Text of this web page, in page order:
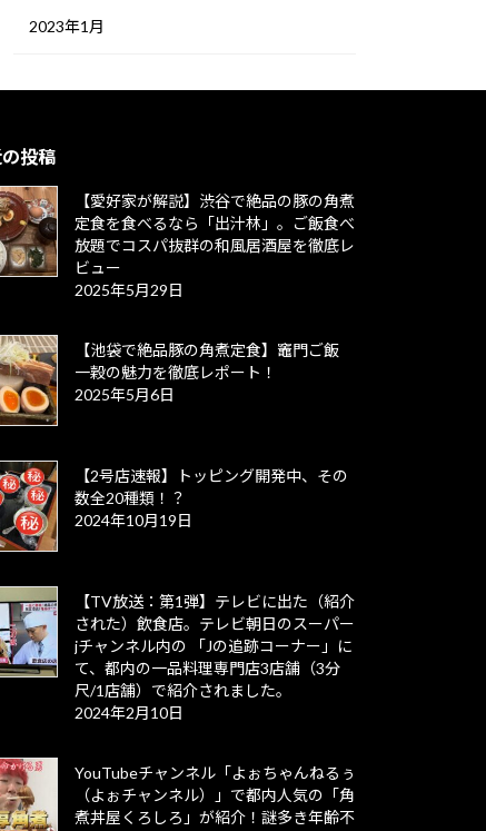
2023年1月
投稿
【愛好家が解説】渋谷で絶品の豚の角煮
定食を食べるなら「出汁林」。ご飯食べ
放題でコスパ抜群の和風居酒屋を徹底レ
ビュー
2025年5月29日
【池袋で絶品豚の角煮定食】竈門ご飯
一穀の魅力を徹底レポート！
2025年5月6日
【2号店速報】トッピング開発中、その
数全20種類！？
2024年10月19日
【TV放送：第1弾】テレビに出た（紹介
された）飲食店。テレビ朝日のスーパー
jチャンネル内の 「Jの追跡コーナー」に
て、都内の一品料理専門店3店舗（3分
尺/1店舗）で紹介されました。
2024年2月10日
YouTubeチャンネル「よぉちゃんねるぅ
（よぉチャンネル）」で都内人気の「角
煮丼屋くろしろ」が紹介！謎多き年齢不